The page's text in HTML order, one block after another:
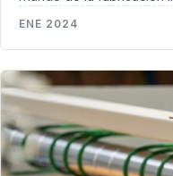
ENE 2024